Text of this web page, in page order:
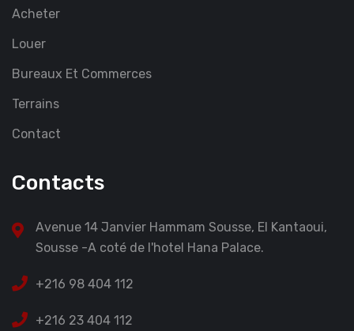
Acheter
Louer
Bureaux Et Commerces
Terrains
Contact
Contacts
Avenue 14 Janvier Hammam Sousse, El Kantaoui,
Sousse -A coté de l'hotel Hana Palace.
+216 98 404 112
+216 23 404 112